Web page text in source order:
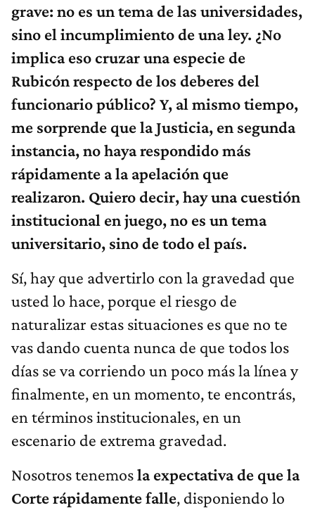
grave: no es un tema de las universidades,
sino el incumplimiento de una ley. ¿No
implica eso cruzar una especie de
Rubicón respecto de los deberes del
funcionario público? Y, al mismo tiempo,
me sorprende que la Justicia, en segunda
instancia, no haya respondido más
rápidamente a la apelación que
realizaron. Quiero decir, hay una cuestión
institucional en juego, no es un tema
universitario, sino de todo el país.
Sí, hay que advertirlo con la gravedad que
usted lo hace, porque el riesgo de
naturalizar estas situaciones es que no te
vas dando cuenta nunca de que todos los
días se va corriendo un poco más la línea y
finalmente, en un momento, te encontrás,
en términos institucionales, en un
escenario de extrema gravedad.
Nosotros tenemosla expectativa de que la
Corte rápidamente falle, disponiendo lo